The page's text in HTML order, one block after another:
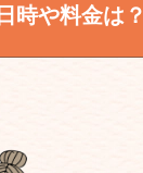
時や料金は？